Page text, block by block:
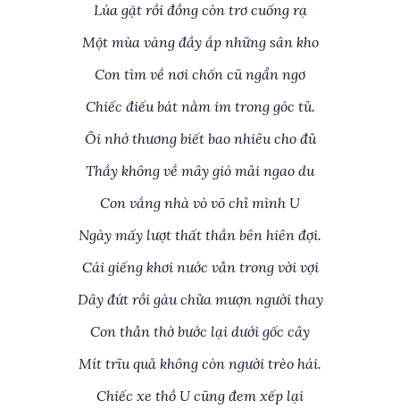
Lúa gặt rồi đồng còn trơ cuống rạ
Một mùa vàng đầy ắp những sân kho
Con tìm về nơi chốn cũ ngẩn ngơ
Chiếc điếu bát nằm im trong góc tủ.
Ôi nhớ thương biết bao nhiêu cho đủ
Thầy không về mây gió mải ngao du
Con vắng nhà vò võ chỉ mình U
Ngày mấy lượt thất thần bên hiên đợi.
Cái giếng khơi nước vẫn trong vời vợi
Dây đứt rồi gàu chửa mượn người thay
Con thẫn thờ bước lại dưới gốc cây
Mít trĩu quả không còn người trèo hái.
Chiếc xe thồ U cũng đem xếp lại